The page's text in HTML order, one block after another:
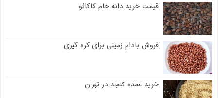
قیمت خرید دانه خام کاکائو
فروش بادام زمینی برای کره گیری
خرید عمده کنجد در تهران